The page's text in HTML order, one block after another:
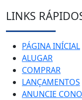
LINKS
PÁGINA INÍCIAL
ALUGAR
COMPRAR
LANÇAMENTOS
ANUNCIE